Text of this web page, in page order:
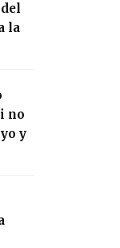
la
no
y